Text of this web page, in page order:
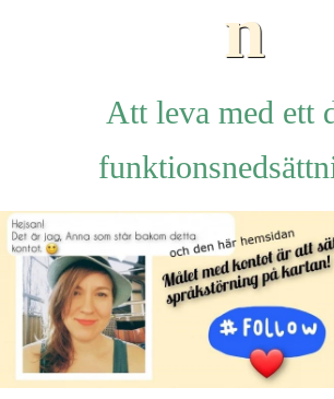
n
Att leva med ett